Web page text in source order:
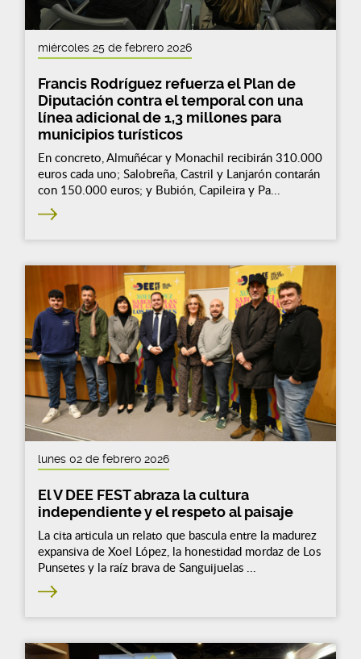
miércoles 25 de febrero 2026
Francis Rodríguez refuerza el Plan de
Diputación contra el temporal con una
línea adicional de 1,3 millones para
municipios turísticos
En concreto, Almuñécar y Monachil recibirán 310.000
euros cada uno; Salobreña, Castril y Lanjarón contarán
con 150.000 euros; y Bubión, Capileira y Pa...
lunes 02 de febrero 2026
El V DEE FEST abraza la cultura
independiente y el respeto al paisaje
La cita articula un relato que bascula entre la madurez
expansiva de Xoel López, la honestidad mordaz de Los
Punsetes y la raíz brava de Sanguijuelas ...